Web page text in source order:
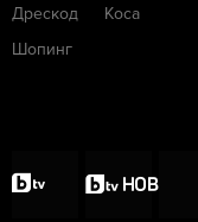
Дрескод
Шопинг
Коса